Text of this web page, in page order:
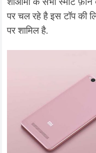
पर चल रहे है इस टॉप की
पर शामिल है.